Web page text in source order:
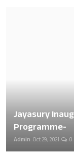
Jayasury
Programme-
Admin Oct 29, 2021 0